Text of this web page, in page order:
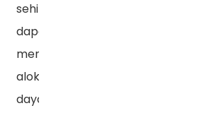
sehingga
dapat
mengoptimalkan
alokasi
daya.